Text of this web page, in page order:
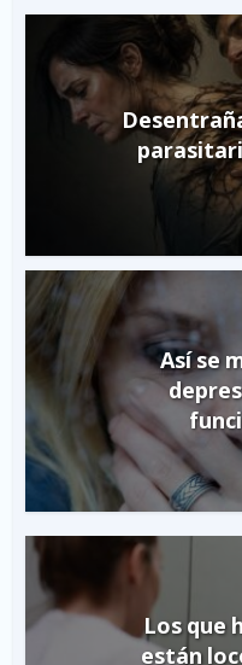
Así se
Los que
están